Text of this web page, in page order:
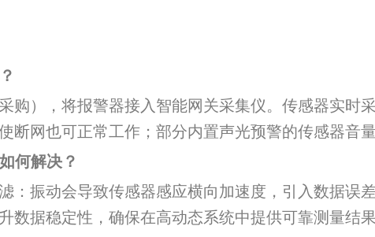
购），将报警器接入智能网关采集仪。传感器实时
断网也可正常工作；部分内置声光预警的传感器音
何解决？
：振动会导致传感器感应横向加速度，引入数据误
数据稳定性，确保在高动态系统中提供可靠测量结果